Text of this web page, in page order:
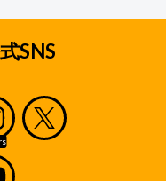
SNS